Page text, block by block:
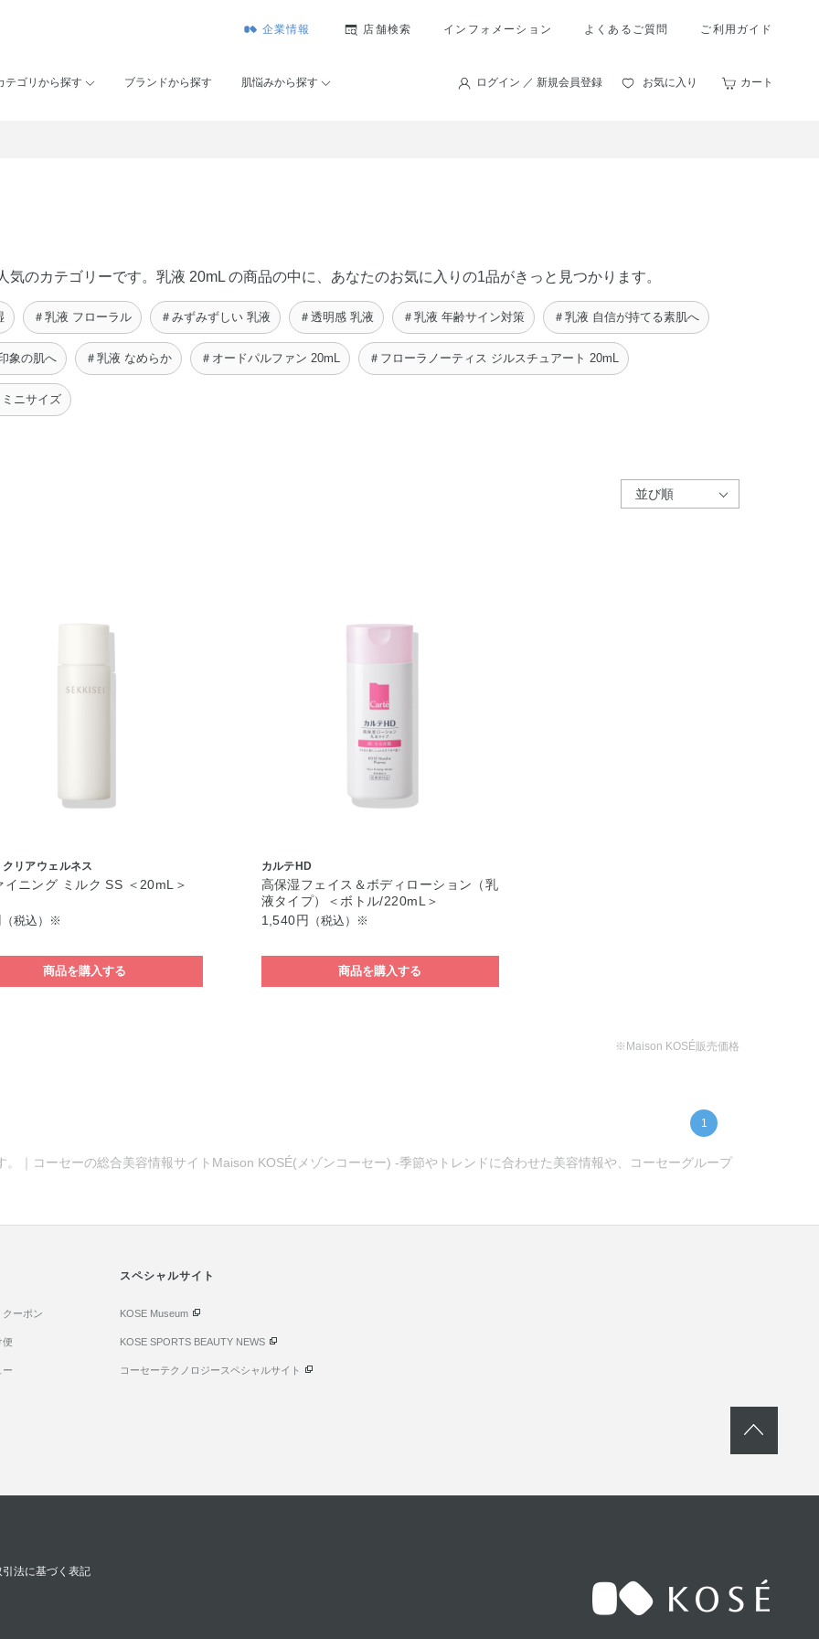
企業情報 店舗検索 インフォメーション よくあるご質問 ご利用ガイド
テゴリから探す ブランドから探す 肌悩みから探す ログイン ／ 新規会員登録 お気に入り カート
のカテゴリーです。乳液 20mL の商品の中に、あなたのお気に入りの1品がきっと見つかります。
＃乳液 フローラル ＃みずみずしい 乳液 ＃透明感 乳液 ＃乳液 年齢サイン対策 ＃乳液 自信が持てる素肌へ
象の肌へ ＃乳液 なめらか ＃オードパルファン 20mL ＃フローラノーティス ジルスチュアート 20mL
ニサイズ
リアウェルネス
イニング ミルク SS ＜20mL＞
（税込）※
商品を購入する
カルテHD
高保湿フェイス＆ボディローション（乳
液タイプ）＜ボトル/220mL＞
1,540円
（税込）※
商品を購入する
※Maison KOSÉ販売価格
1
｜コーセーの総合美容情報サイトMaison KOSÉ(メゾンコーセー) -季節やトレンドに合わせた美容情報や、コーセーグループ
クーポン
便
ー
スペシャルサイト
KOSE Museum
KOSE SPORTS BEAUTY NEWS
コーセーテクノロジースペシャルサイト
引法に基づく表記